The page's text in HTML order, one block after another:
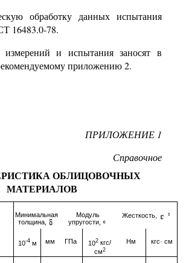
обработку данных испытания
16483.0-78.
измерений и испытания заносят в
приложению 2.
ПРИЛОЖЕНИЕ 1
Справочное
ОБЛИЦОВОЧНЫХ
МАТЕРИАЛОВ
Минимальная
толщина,
Модуль
упругости,
Жесткость,
10-4м мм ГПа 102 кгс/
см2
Нм кгс· см